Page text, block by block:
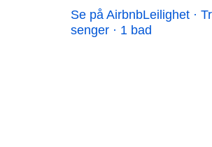
Se på AirbnbLeilighet ·
senger · 1 bad